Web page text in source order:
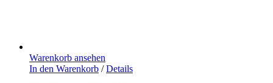
Warenkorb ansehen
In den Warenkorb / Details